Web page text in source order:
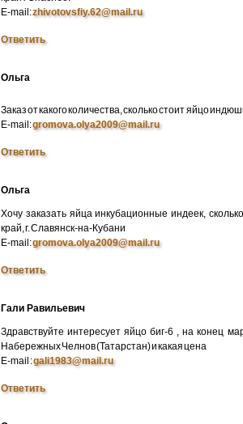
E-mail:zhivotovsfiy.62@mail.ru
Ответить
Ольга
Заказ от какого количества, сколько стоит яйцо
E-mail:gromova.olya2009@mail.ru
Ответить
Ольга
Хочу заказать яйца инкубационные индеек,
край, г. Славянск-на-Кубани
E-mail:gromova.olya2009@mail.ru
Ответить
Гали Равильевич
Здравствуйте интересует яйцо биг-6 , на конец
Набережных Челнов (Татарстан) и какая цена
E-mail :gali1983@mail.ru
Ответить